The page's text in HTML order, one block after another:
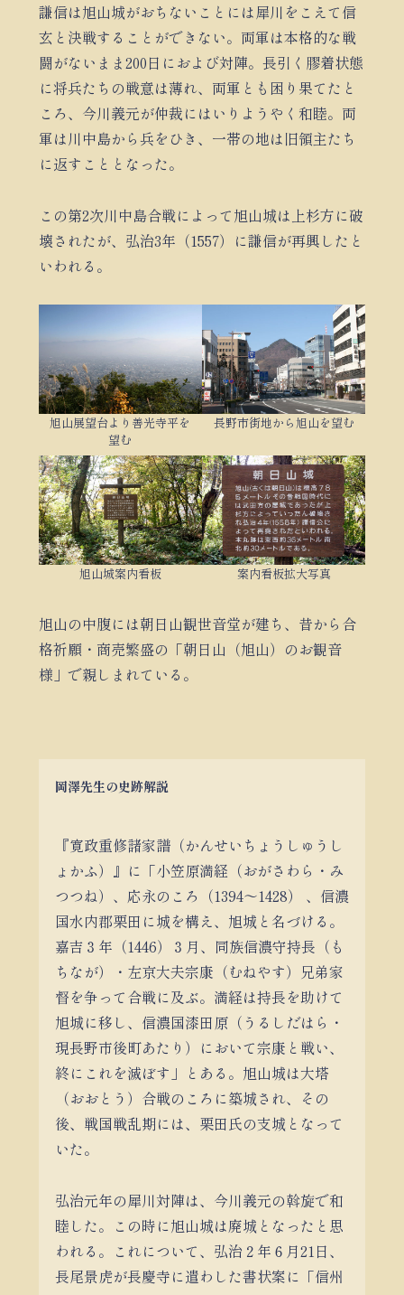
謙信は旭山城がおちないことには犀川をこえて信
玄と決戦することができない。両軍は本格的な戦
闘がないまま200日におよび対陣。長引く膠着状態
に将兵たちの戦意は薄れ、両軍とも困り果てたと
ころ、今川義元が仲裁にはいりようやく和睦。両
軍は川中島から兵をひき、一帯の地は旧領主たち
に返すこととなった。
この第2次川中島合戦によって旭山城は上杉方に破
壊されたが、弘治3年（1557）に謙信が再興したと
いわれる。
旭山展望台より善光寺平を
望む
長野市街地から旭山を望む
旭山城案内看板 案内看板拡大写真
旭山の中腹には朝日山観世音堂が建ち、昔から合
格祈願・商売繁盛の「朝日山（旭山）のお観音
様」で親しまれている。
岡澤先生の史跡解説
『寛政重修諸家譜（かんせいちょうしゅうし
ょかふ）』に「小笠原満経（おがさわら・み
つつね）、応永のころ（1394～1428） 、信濃
国水内郡栗田に城を構え、旭城と名づける。
嘉吉３年（1446）３月、同族信濃守持長（も
ちなが）・左京大夫宗康（むねやす）兄弟家
督を争って合戦に及ぶ。満経は持長を助けて
旭城に移し、信濃国漆田原（うるしだはら・
現長野市後町あたり）において宗康と戦い、
終にこれを滅ぼす」とある。旭山城は大塔
（おおとう）合戦のころに築城され、その
後、戦国戦乱期には、栗田氏の支城となって
いた。
弘治元年の犀川対陣は、今川義元の斡旋で和
睦した。この時に旭山城は廃城となったと思
われる。これについて、弘治２年６月21日、
長尾景虎が長慶寺に遣わした書状案に「信州